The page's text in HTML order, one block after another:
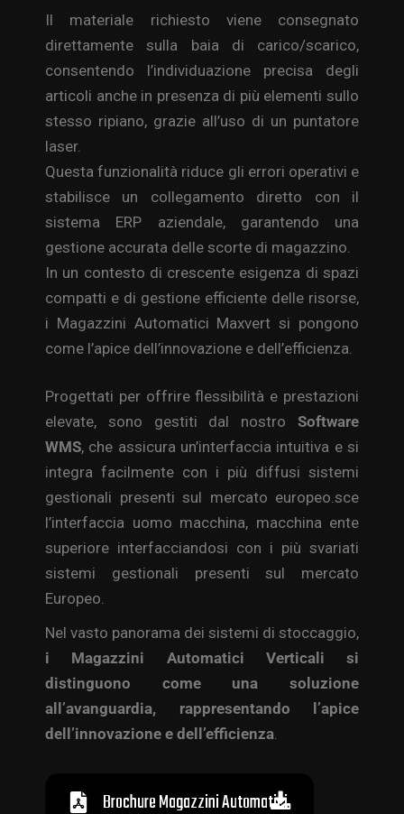
Il materiale richiesto viene consegnato
direttamente sulla baia di carico/scarico,
consentendo l’individuazione precisa degli
articoli anche in presenza di più elementi sullo
stesso ripiano, grazie all’uso di un puntatore
laser.
Questa funzionalità riduce gli errori operativi e
stabilisce un collegamento diretto con il
sistema ERP aziendale, garantendo una
gestione accurata delle scorte di magazzino.
In un contesto di crescente esigenza di spazi
compatti e di gestione efficiente delle risorse,
i Magazzini Automatici Maxvert si pongono
come l’apice dell’innovazione e dell’efficienza.
Progettati per offrire flessibilità e prestazioni
elevate, sono gestiti dal nostro Software
WMS, che assicura un’interfaccia intuitiva e si
integra facilmente con i più diffusi sistemi
gestionali presenti sul mercato europeo.sce
l’interfaccia uomo macchina, macchina ente
superiore interfacciandosi con i più svariati
sistemi gestionali presenti sul mercato
Europeo.
Nel vasto panorama dei sistemi di stoccaggio,
i Magazzini Automatici Verticali si
distinguono come una soluzione
all’avanguardia, rappresentando l’apice
dell’innovazione e dell’efficienza.
Brochure Magazzini Automatici